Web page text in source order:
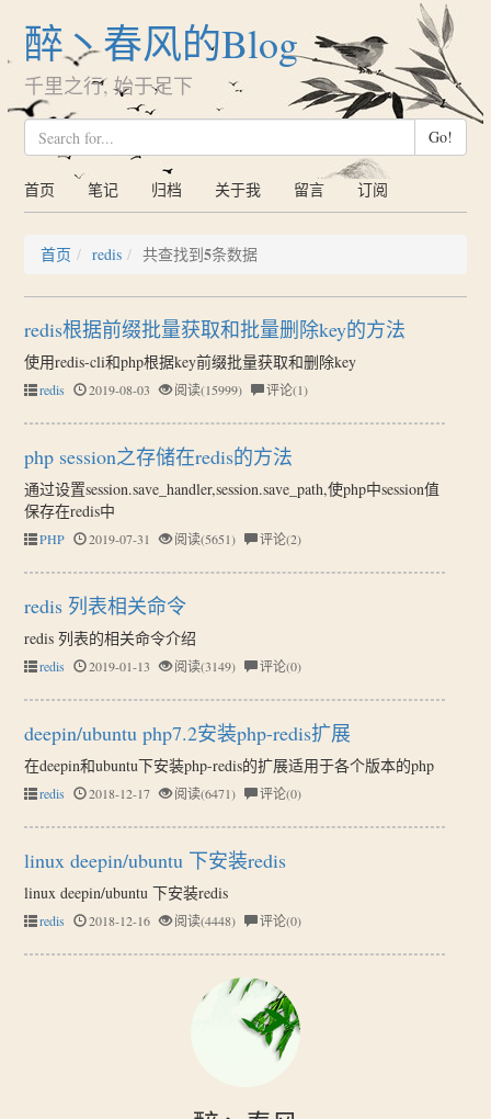
醉丶春风的Blog
千里之行, 始于足下
Go!
首页 笔记 归档 关于我 留言 订阅
首页 redis 共查找到5条数据
redis根据前缀批量获取和批量删除key的方法
使用redis-cli和php根据key前缀批量获取和删除key
redis 2019-08-03 阅读(15999) 评论(1)
php session之存储在redis的方法
通过设置session.save_handler,session.save_path,使php中session值
保存在redis中
PHP 2019-07-31 阅读(5651) 评论(2)
redis 列表相关命令
redis 列表的相关命令介绍
redis 2019-01-13 阅读(3149) 评论(0)
deepin/ubuntu php7.2安装php-redis扩展
在deepin和ubuntu下安装php-redis的扩展适用于各个版本的php
redis 2018-12-17 阅读(6471) 评论(0)
linux deepin/ubuntu 下安装redis
linux deepin/ubuntu 下安装redis
redis 2018-12-16 阅读(4448) 评论(0)